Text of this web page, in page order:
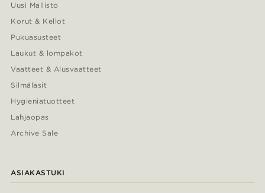
Uusi Mallisto
Korut & Kellot
Pukuasusteet
Laukut & lompakot
Vaatteet & Alusvaatteet
Silmälasit
Hygieniatuotteet
Lahjaopas
Archive Sale
ASIAKASTUKI